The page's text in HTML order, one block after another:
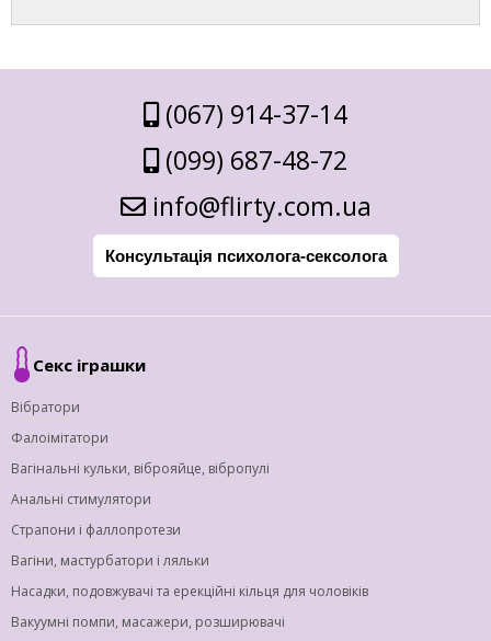
(067) 914-37-14
(099) 687-48-72
info@flirty.com.ua
Консультація психолога-сексолога
Секс іграшки
Вібратори
Фалоімітатори
Вагінальні кульки, віброяйце, вібропулі
Анальні стимулятори
Страпони і фаллопротези
Вагіни, мастурбатори і ляльки
Насадки, подовжувачі та ерекційні кільця для чоловіків
Вакуумні помпи, масажери, розширювачі